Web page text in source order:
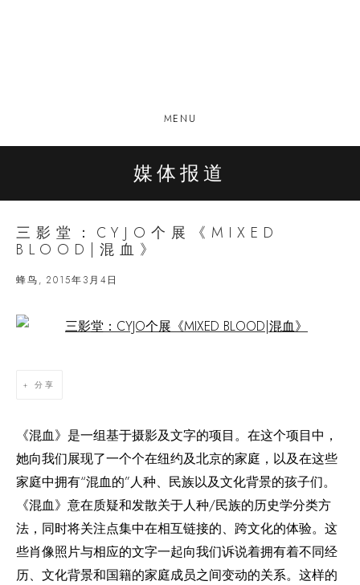
MENU
媒体报道
三影堂：CYJO个展《MIXED
BLOOD|混血》
蜂鸟, 2015年3月4日
Open a larger version of the following image in a popup:
分享
《混血》是一组基于摄影及文字的项目。在这个项目中，
她向我们展现了一个个在纽约及北京的家庭，以及在这些
家庭中拥有“混血的”人种、民族以及文化背景的孩子们。
《混血》意在质疑和发散关于人种/民族的历史学分类方
法，同时将关注点集中在相互链接的、跨文化的体验。这
些肖像照片与相应的文字一起向我们诉说着拥有着不同经
历、文化背景和国籍的家庭成员之间变动的关系。这样的